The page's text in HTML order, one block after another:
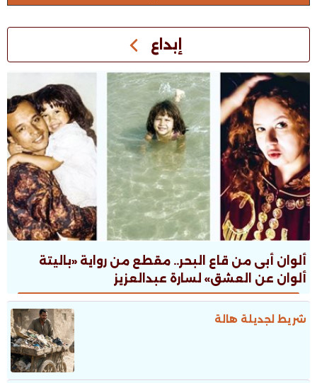
إبداع
ألوان أبى من قاع البحر.. مقطع من رواية «باليتة
ألوان عن العشق» لسارة عبدالعزيز
شريط لجديلة هالة